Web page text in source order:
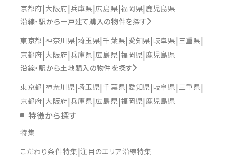
京都府 大阪府 兵庫県 広島県 福岡県 鹿児島県
沿線・駅から一戸建て購入の物件を探す
東京都 神奈川県 埼玉県 千葉県 愛知県 岐阜県 三重県
京都府 大阪府 兵庫県 広島県 福岡県 鹿児島県
沿線・駅から土地購入の物件を探す
東京都 神奈川県 埼玉県 千葉県 愛知県 岐阜県 三重県
京都府 大阪府 兵庫県 広島県 福岡県 鹿児島県
特徴から探す
特集
こだわり条件特集 注目のエリア沿線特集